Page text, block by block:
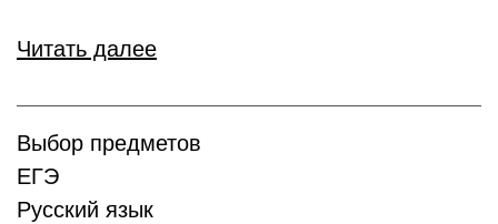
Читать далее
Выбор предметов
ЕГЭ
Русский язык